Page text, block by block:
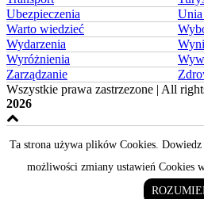
Ubezpieczenia
Unia
Warto wiedzieć
Wydarzenia
Wyróżnienia
Zarządzanie
Wszystkie prawa zastrzezone | All
2026
Ta strona używa plików Cookies.
możliwości zmiany ustawień Cookies